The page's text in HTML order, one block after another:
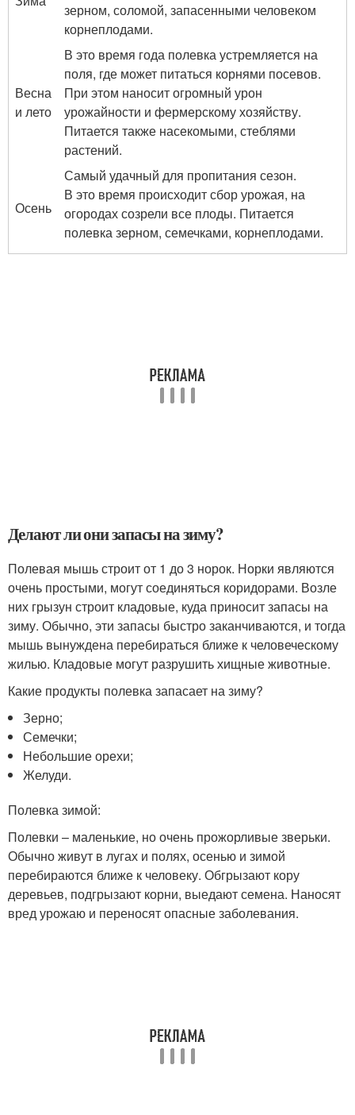
зерном, соломой, запасенными человеком
корнеплодами.
Весна
и лето
В это время года полевка устремляется на
поля, где может питаться корнями посевов.
При этом наносит огромный урон
урожайности и фермерскому хозяйству.
Питается также насекомыми, стеблями
растений.
Осень
Самый удачный для пропитания сезон.
В это время происходит сбор урожая, на
огородах созрели все плоды. Питается
полевка зерном, семечками, корнеплодами.
Делают ли они запасы на зиму?
Полевая мышь строит от 1 до 3 норок. Норки являются
очень простыми, могут соединяться коридорами. Возле
них грызун строит кладовые, куда приносит запасы на
зиму. Обычно, эти запасы быстро заканчиваются, и тогда
мышь вынуждена перебираться ближе к человеческому
жилью. Кладовые могут разрушить хищные животные.
Какие продукты полевка запасает на зиму?
Зерно;
Семечки;
Небольшие орехи;
Желуди.
Полевка зимой:
Полевки – маленькие, но очень прожорливые зверьки.
Обычно живут в лугах и полях, осенью и зимой
перебираются ближе к человеку. Обгрызают кору
деревьев, подгрызают корни, выедают семена. Наносят
вред урожаю и переносят опасные заболевания.